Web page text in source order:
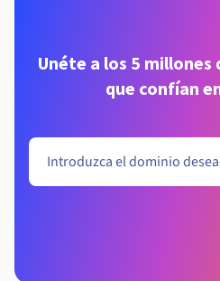
Unéte a los 5
que confían